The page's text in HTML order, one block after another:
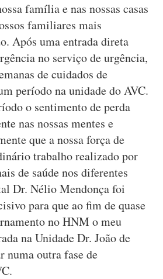
família e nas nossas casas
familiares mais
Após uma entrada direta
no serviço de urgência,
de cuidados de
período na unidade do AVC.
o sentimento de perda
nas nossas mentes e
que a nossa força de
trabalho realizado por
de saúde nos diferentes
Dr. Nélio Mendonça foi
para que ao fim de quase
no HNM o meu
na Unidade Dr. João de
numa outra fase de